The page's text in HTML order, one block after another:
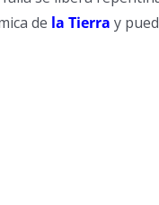
de la Tierra y